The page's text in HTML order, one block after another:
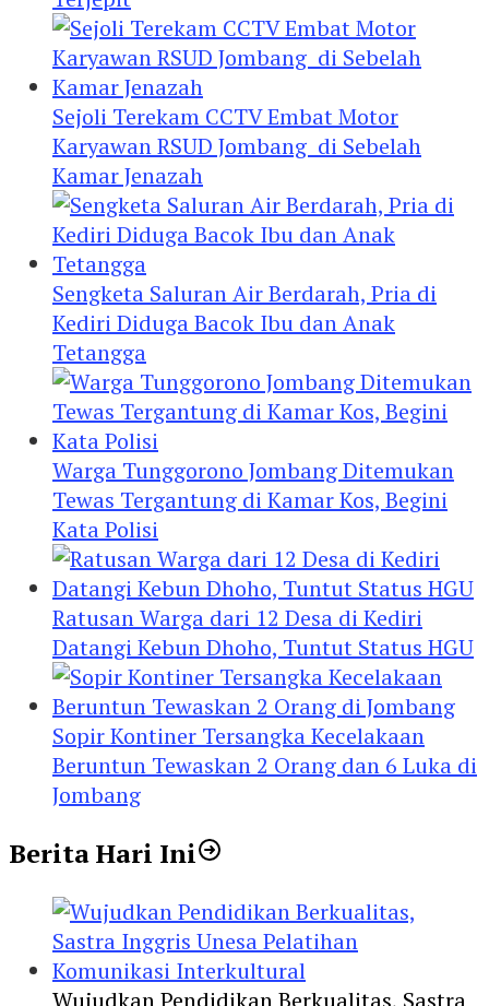
Sejoli Terekam CCTV Embat Motor
Karyawan RSUD Jombang di Sebelah
Kamar Jenazah
Sengketa Saluran Air Berdarah, Pria di
Kediri Diduga Bacok Ibu dan Anak
Tetangga
Warga Tunggorono Jombang Ditemukan
Tewas Tergantung di Kamar Kos, Begini
Kata Polisi
Ratusan Warga dari 12 Desa di Kediri
Datangi Kebun Dhoho, Tuntut Status HGU
Sopir Kontiner Tersangka Kecelakaan
Beruntun Tewaskan 2 Orang dan 6 Luka di
Jombang
Berita Hari Ini
Wujudkan Pendidikan Berkualitas, Sastra